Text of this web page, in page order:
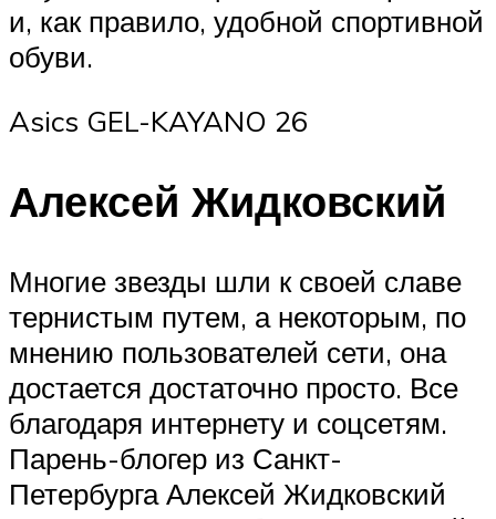
и, как правило, удобной спортивной
обуви.
Asics GEL-KAYANO 26
Алексей Жидковский
Многие звезды шли к своей славе
тернистым путем, а некоторым, по
мнению пользователей сети, она
достается достаточно просто. Все
благодаря интернету и соцсетям.
Парень-блогер из Санкт-
Петербурга Алексей Жидковский